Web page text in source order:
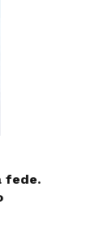
fede.